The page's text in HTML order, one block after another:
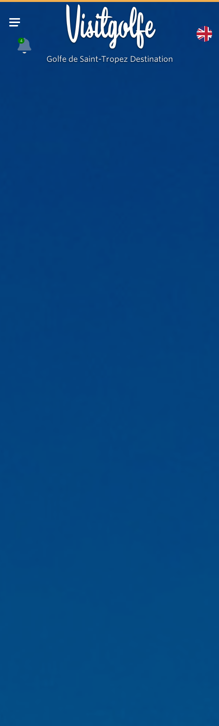
4 Visitgolfe
Golfe de Saint-Tropez Destination